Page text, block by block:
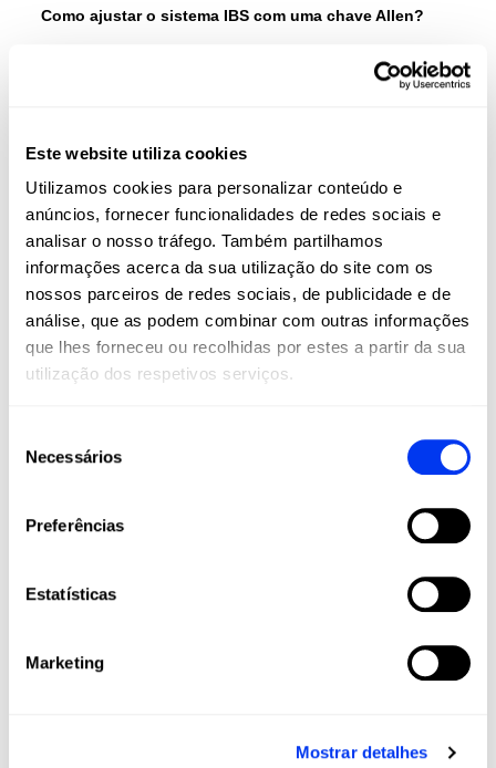
Este website utiliza cookies
Utilizamos cookies para personalizar conteúdo e
anúncios, fornecer funcionalidades de redes sociais e
analisar o nosso tráfego. Também partilhamos
informações acerca da sua utilização do site com os
nossos parceiros de redes sociais, de publicidade e de
análise, que as podem combinar com outras informações
que lhes forneceu ou recolhidas por estes a partir da sua
utilização dos respetivos serviços.
Necessários
Preferências
Estatísticas
Marketing
Mostrar detalhes
Como ajustar o sistema IBS com uma chave Allen?
Introduza a chave Allen no parafuso do peso e desaperte-
2.Mova o peso
Deslize-o pelo trilho até a posição desejada: Para a
cabeça → mais potência. Para o punho/centro → mais
controlo.
3.Aperte-o
Fixe o peso apertando novamente o parafuso com a
chave Allen.
CONHEÇA A PÁ EM AÇÃO